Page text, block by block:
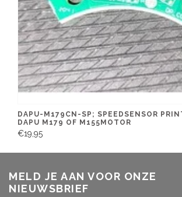
DAPU-M179CN-SP; SPEEDSENSOR
DAPU M179 OF M155MOTOR
€19,95
MELD JE AAN VOOR ONZE
NIEUWSBRIEF